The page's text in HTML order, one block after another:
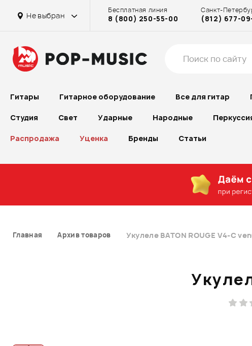
Не выбран
Бесплатная линия
8 (800) 250-55-00
Санкт-
(812) 677-
Гитары Гитарное оборудование Все для гитар
Студия Свет Ударные Народные
Распродажа Уценка Бренды Статьи
Главная Архив товаров Укулеле BATON ROUGE V4-C